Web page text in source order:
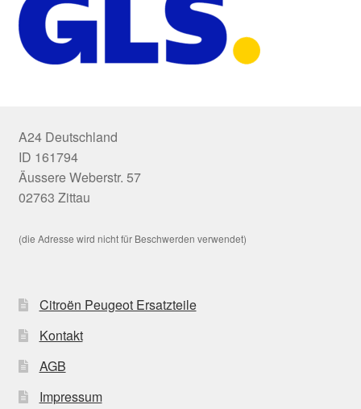
A24 Deutschland
ID 161794
Äussere Weberstr. 57
02763 Zittau
(die Adresse wird nicht für Beschwerden verwendet)
Citroën Peugeot Ersatzteile
Kontakt
AGB
Impressum